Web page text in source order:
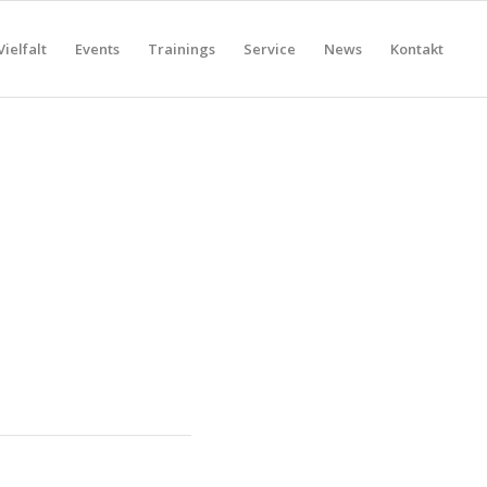
Events Trainings Service News Kontakt